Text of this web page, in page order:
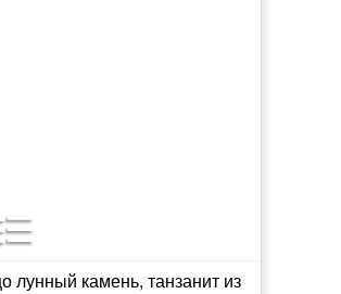
лунный камень, танзанит из